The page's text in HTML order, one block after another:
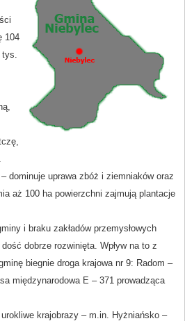
104
tys.
dominuje uprawa zbóż i ziemniaków oraz
aż 100 ha powierzchni zajmują plantacje
i braku zakładów przemysłowych
dobrze rozwinięta. Wpływ na to z
biegnie droga krajowa nr 9: Radom –
międzynarodowa E – 371 prowadząca
krajobrazy – m.in. Hyżniańsko –